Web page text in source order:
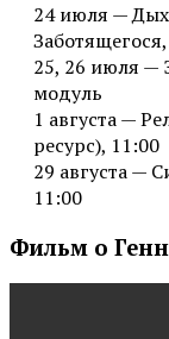
24 июля —
25, 26 июля —
модуль
1 августа —
ресурс), 11:00
29 августа —
11:00
Фильм о